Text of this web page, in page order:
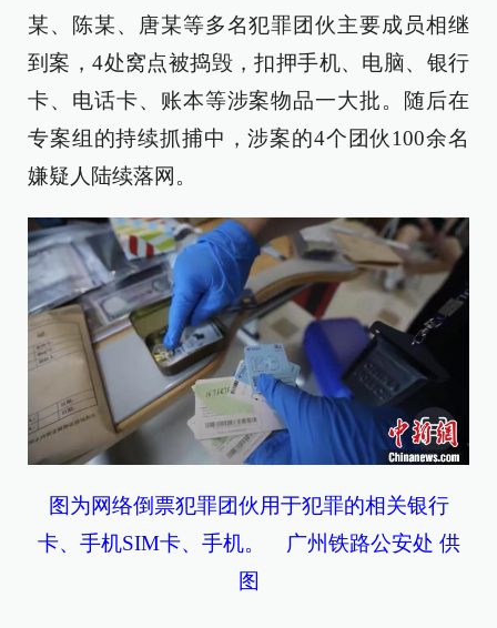
某、陈某、唐某等多名犯罪团伙主要成员相继
到案，4处窝点被捣毁，扣押手机、电脑、银行
卡、电话卡、账本等涉案物品一大批。随后在
专案组的持续抓捕中，涉案的4个团伙100余名
嫌疑人陆续落网。
图为网络倒票犯罪团伙用于犯罪的相关银行
卡、手机SIM卡、手机。 广州铁路公安处 供
图